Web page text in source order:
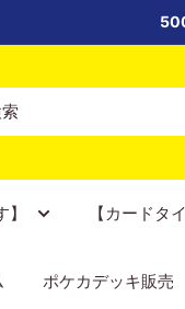
【カードタ
ポケカデッキ販売